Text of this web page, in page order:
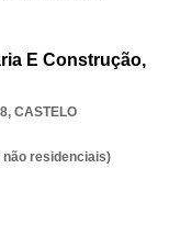
E Construção,
, CASTELO
residenciais)